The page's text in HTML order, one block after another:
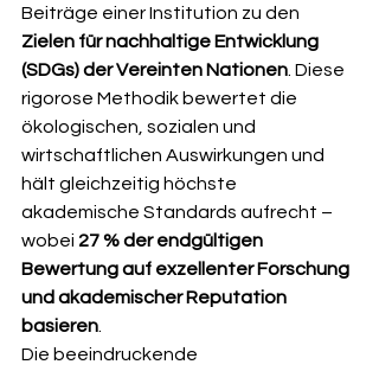
Beiträge einer Institution zu den
Zielen für nachhaltige Entwicklung
(SDGs) der Vereinten Nationen . Diese
rigorose Methodik bewertet die
ökologischen, sozialen und
wirtschaftlichen Auswirkungen und
hält gleichzeitig höchste
akademische Standards aufrecht –
wobei 27 % der endgültigen
Bewertung auf exzellenter Forschung
und akademischer Reputation
basieren
Die beeindruckende